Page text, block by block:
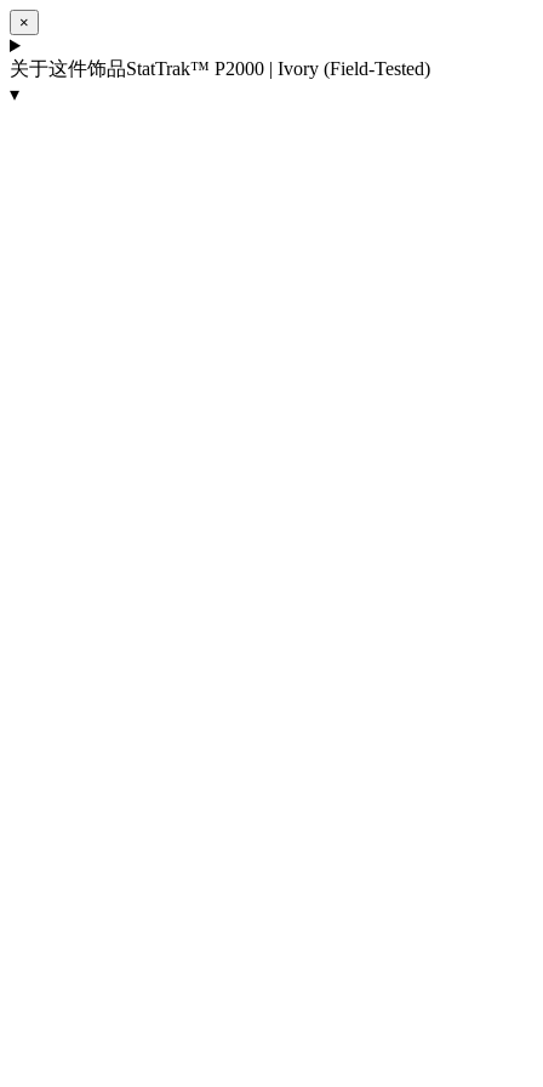
×
关于这件饰品StatTrak™ P2000 | Ivory (Field-Tested)
▾